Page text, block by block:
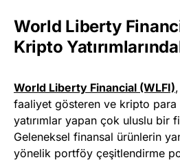
World Liberty
Kripto
World Liberty Financial (WLFI)
faaliyet gösteren ve kripto para
yatırımlar yapan çok uluslu bir
Geleneksel finansal ürünlerin
yönelik portföy çeşitlendirme